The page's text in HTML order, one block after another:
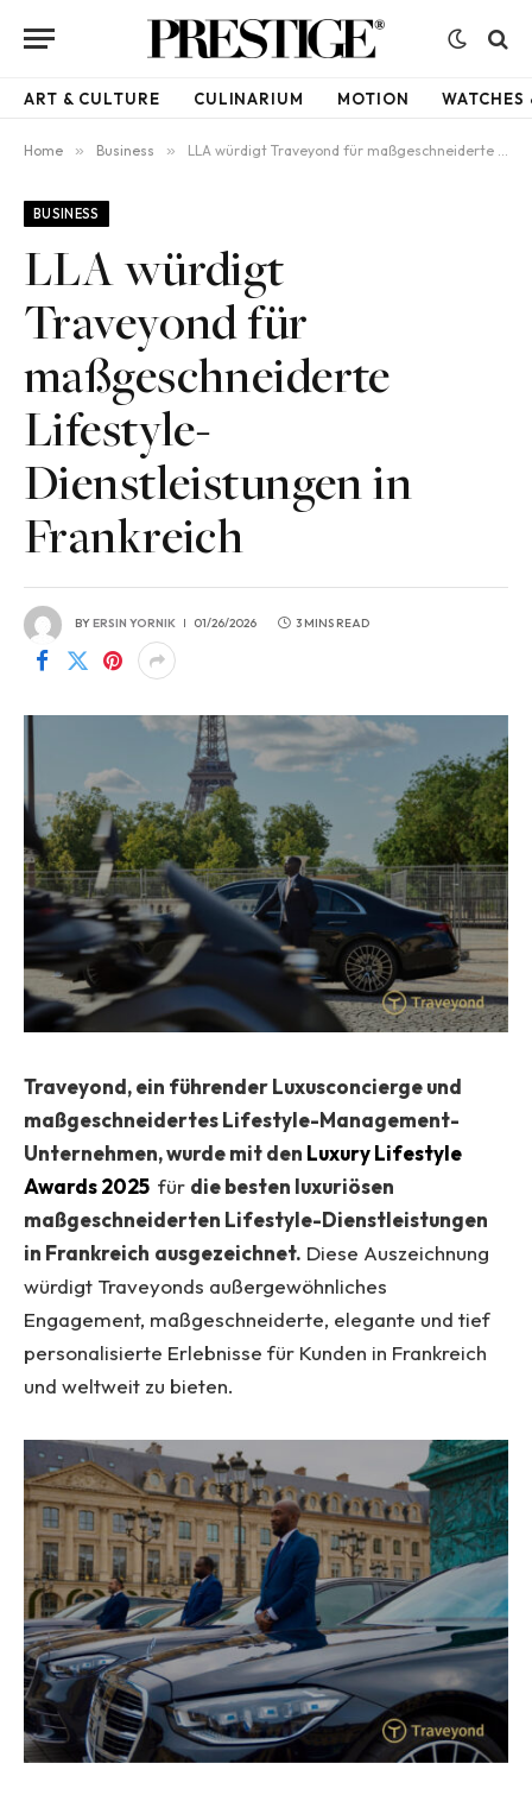
ART & CULTURE CULINARIUM MOTION WATCHES
Home » Business » LLA würdigt Traveyond für maßgeschneiderte Lifestyle-Dienstleistungen in Frankreich
BUSINESS
LLA würdigt
Traveyond für
maßgeschneiderte
Lifestyle-
Dienstleistungen in
Frankreich
BYERSIN YORNIK 01/26/2026 3 MINS READ
Traveyond, ein führender Luxusconcierge und
maßgeschneidertes Lifestyle-Management-
Unternehmen, wurde mit den Luxury Lifestyle
Awards 2025 für die besten luxuriösen
maßgeschneiderten Lifestyle-Dienstleistungen
in Frankreich ausgezeichnet. Diese Auszeichnung
würdigt Traveyonds außergewöhnliches
Engagement, maßgeschneiderte, elegante und tief
personalisierte Erlebnisse für Kunden in Frankreich
und weltweit zu bieten.